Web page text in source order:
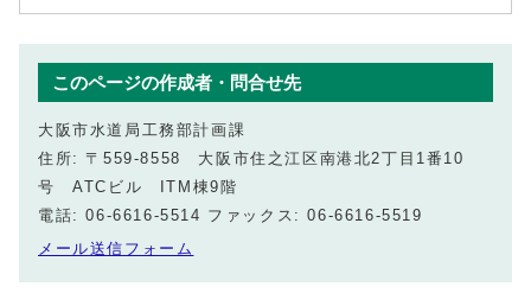
このページの作成者・問合せ先
大阪市水道局工務部計画課
住所: 〒559-8558 大阪市住之江区南港北2丁目1番10
号 ATCビル ITM棟9階
電話: 06-6616-5514 ファックス: 06-6616-5519
メール送信フォーム